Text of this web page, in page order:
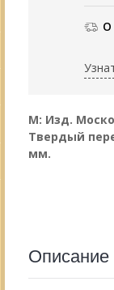
О
М: Изд.
Твердый
мм.
Описание